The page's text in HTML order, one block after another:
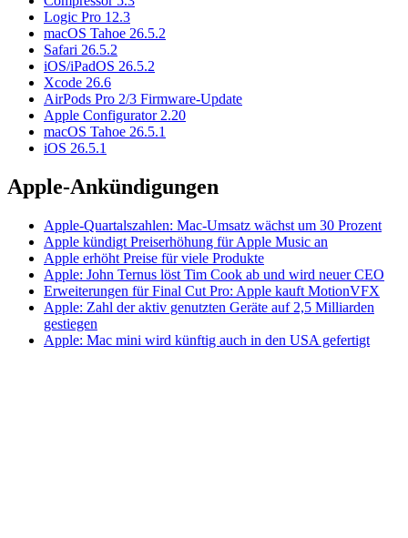
Logic Pro 12.3
macOS Tahoe 26.5.2
Safari 26.5.2
iOS/iPadOS 26.5.2
Xcode 26.6
AirPods Pro 2/3 Firmware-Update
Apple Configurator 2.20
macOS Tahoe 26.5.1
iOS 26.5.1
Apple-Ankündigungen
Apple-Quartalszahlen: Mac-Umsatz wächst um 30 Prozent
Apple kündigt Preiserhöhung für Apple Music an
Apple erhöht Preise für viele Produkte
Apple: John Ternus löst Tim Cook ab und wird neuer CEO
Erweiterungen für Final Cut Pro: Apple kauft MotionVFX
Apple: Zahl der aktiv genutzten Geräte auf 2,5 Milliarden
gestiegen
Apple: Mac mini wird künftig auch in den USA gefertigt